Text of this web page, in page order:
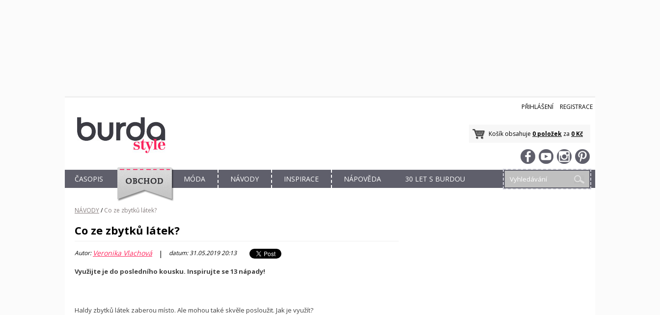
PŘIHLÁŠENÍ REGISTRACE
Košík obsahuje 0 položek za 0 Kč
ČASOPIS
OBCHOD
MÓDA NÁVODY INSPIRACE NÁPOVĚDA 30 LET S BURDOU
NÁVODY/ Co ze zbytků látek?
Co ze zbytků látek?
Autor: Veronika Vlachová | datum: 31.05.2019 20:13
Využijte je do posledního kousku. Inspirujte se 13 nápady!
Haldy zbytků látek zaberou místo. Ale mohou také skvěle posloužit. Jak je využít?